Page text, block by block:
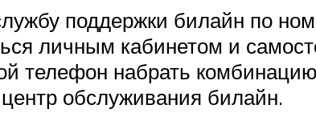
поддержки билайн по
личным кабинетом и
телефон набрать
обслуживания билайн.